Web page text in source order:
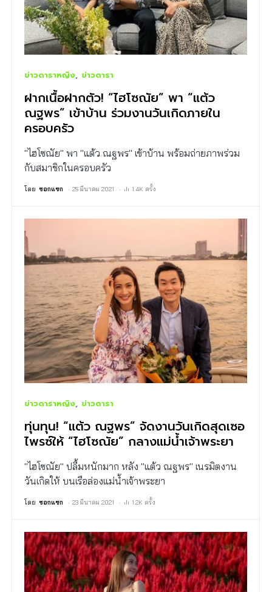
ข่าวดาราหญิง ข่าวดารา
ฝากเนื้อฝากตัว! “ไฮโซณัย” พา “แต้ว
ณฐพร” เข้าบ้าน ร่วมงานวันเกิดภายใน
ครอบครัว
"ไฮโซณัย" พา "แต้ว ณฐพร" เข้าบ้าน พร้อมถ่ายภาพร่วม
กับสมาชิกในครอบครัว
โดย ซอกแซก 25 มีนาคม 2021 1.4K ครั้ง
ข่าวดาราหญิง ข่าวดารา
ทุ่นทุน! “แต้ว ณฐพร” จัดงานวันเกิดสุดเซอ
ไพรซ์ให้ “ไฮโซณัย” กลางแม่น้ำเจ้าพระยา
"ไฮโซณัย" ปลื้มหนักมาก หลัง "แต้ว ณฐพร" เนรมิตงาน
วันเกิดให้ บนเรือล่องแม่น้ำเจ้าพระยา
โดย ซอกแซก 23 มีนาคม 2021 1.2K ครั้ง